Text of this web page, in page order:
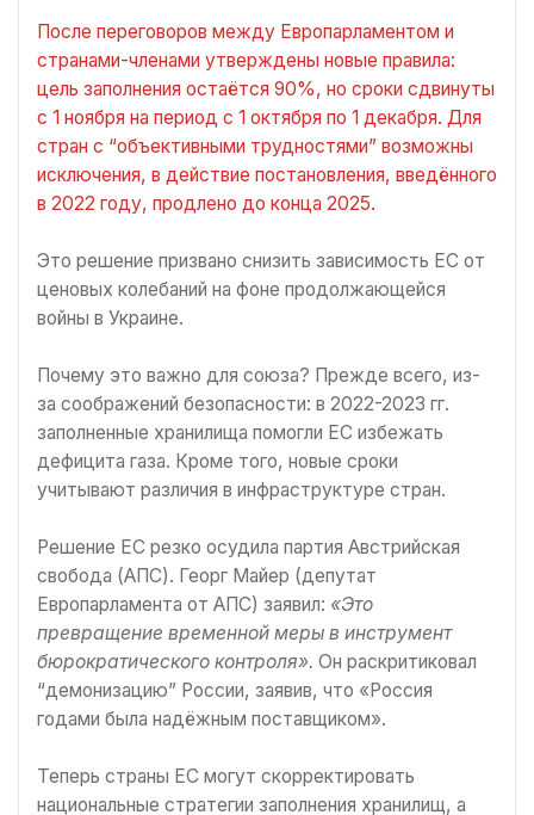
После переговоров между Европарламентом и
странами-членами утверждены новые правила:
цель заполнения остаётся 90%, но сроки сдвинуты
с 1 ноября на период с 1 октября по 1 декабря. Для
стран с “объективными трудностями” возможны
исключения, в действие постановления, введённого
в 2022 году, продлено до конца 2025.
Это решение призвано снизить зависимость ЕС от
ценовых колебаний на фоне продолжающейся
войны в Украине.
Почему это важно для союза? Прежде всего, из-
за соображений безопасности: в 2022-2023 гг.
заполненные хранилища помогли ЕС избежать
дефицита газа. Кроме того, новые сроки
учитывают различия в инфраструктуре стран.
Решение ЕС резко осудила партия Австрийская
свобода (АПС). Георг Майер (депутат
Европарламента от АПС) заявил: «Это
превращение временной меры в инструмент
бюрократического контроля». Он раскритиковал
“демонизацию” России, заявив, что «Россия
годами была надёжным поставщиком».
Теперь страны ЕС могут скорректировать
национальные стратегии заполнения хранилищ, а